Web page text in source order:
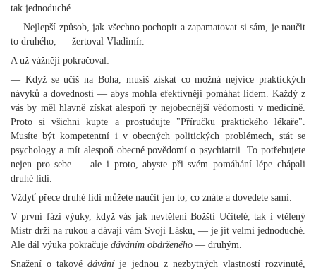
tak jednoduché…
— Nejlepší způsob, jak všechno pochopit a zapamatovat si sám, je naučit
to druhého, — žertoval Vladimír.
A už vážněji pokračoval:
— Když se učíš na Boha, musíš získat co možná nejvíce praktických
návyků a dovedností — abys mohla efektivněji pomáhat lidem. Každý z
vás by měl hlavně získat alespoň ty nejobecnější vědomosti v medicíně.
Proto si všichni kupte a prostudujte "Příručku praktického lékaře".
Musíte být kompetentní i v obecných politických problémech, stát se
psychology a mít alespoň obecné povědomí o psychiatrii. To potřebujete
nejen pro sebe — ale i proto, abyste při svém pomáhání lépe chápali
druhé lidi.
Vždyť přece druhé lidi můžete naučit jen to, co znáte a dovedete sami.
V první fázi výuky, když vás jak nevtělení Božští Učitelé, tak i vtělený
Mistr drží na rukou a dávají vám Svoji Lásku, — je jít velmi jednoduché.
Ale dál výuka pokračuje dáváním obdrženého — druhým.
Snažení o takovédáváníje jednou z nezbytných vlastností rozvinuté,